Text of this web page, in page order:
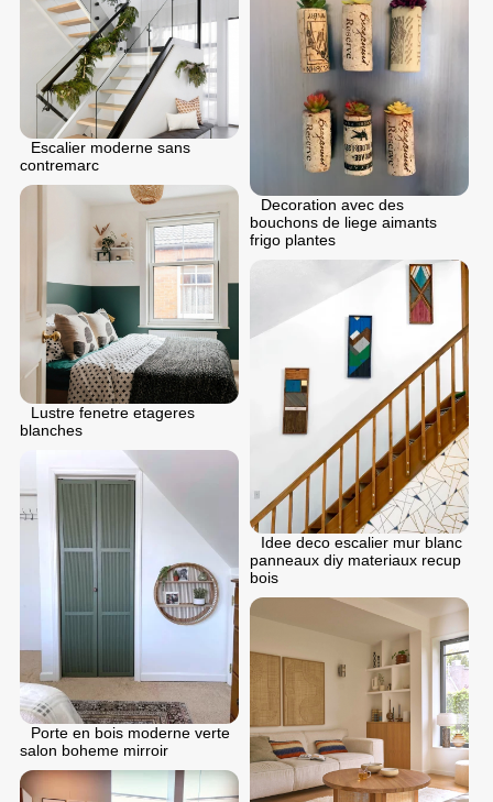
Escalier moderne sans
contremarc
Decoration avec des
bouchons de liege aimants
frigo plantes
Lustre fenetre etageres
blanches
Idee deco escalier mur blanc
panneaux diy materiaux recup
bois
Porte en bois moderne verte
salon boheme mirroir